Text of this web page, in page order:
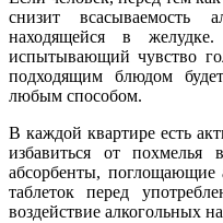
снизит всасываемость
находящейся в
испытывающий чувство
подходящим блюдом
любым способом.
В каждой квартире есть
избавиться от
абсорбенты, поглощающие
таблеток перед
воздействие алкогольных